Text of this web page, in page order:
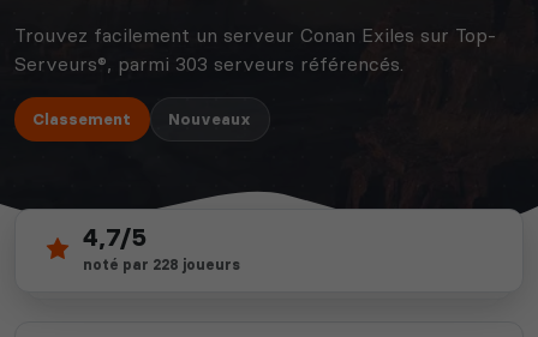
Trouvez facilement un serveur Conan Exiles sur Top-
Serveurs®, parmi 303 serveurs référencés.
Classement Nouveaux
303
serveurs actifs
depuis 2012
14 ans d'expertise
7 639
4,7/5
noté par 228 joueurs